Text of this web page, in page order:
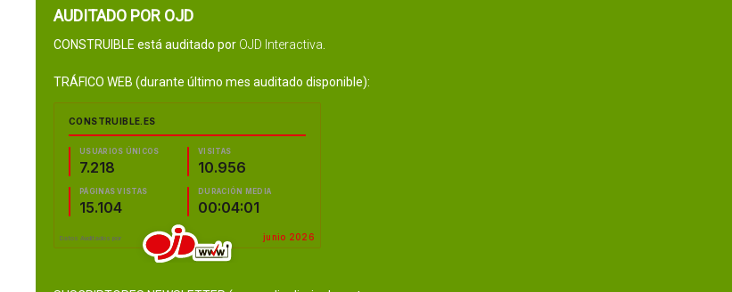
AUDITADO POR OJD
CONSTRUIBLE está auditado por OJD Interactiva
TRÁFICO WEB (durante último mes auditado disponible):